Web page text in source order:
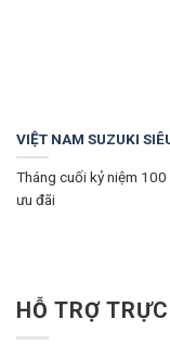
VIỆT NAM SUZUKI
Tháng cuối kỷ niệm
ưu đãi
HỖ TRỢ